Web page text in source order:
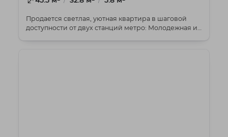
Продается светлая, уютная квартира в шаговой
доступности от двух станций метро: Молодежная и